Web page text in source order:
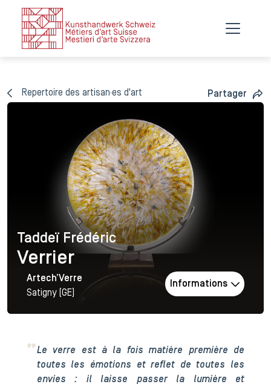
Repertoire des artisan·es d'art Partager
Taddeï Frédéric
Taddeï Frédéric
Verrier
Artech’Verre
Satigny (GE)
Informations
Le verre est à la fois matière première de
toutes les émotions et reflet de toutes les
envies : il laisse passer la lumière et